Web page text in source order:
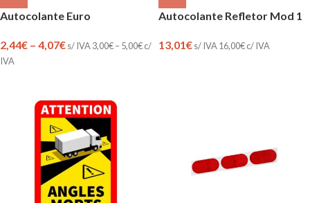
Autocolante Euro
2,44€ – 4,07€s/ IVA 3,00€– 5,00€c/
IVA
Autocolante Refletor Mod 1
13,01€s/ IVA 16,00€c/ IVA